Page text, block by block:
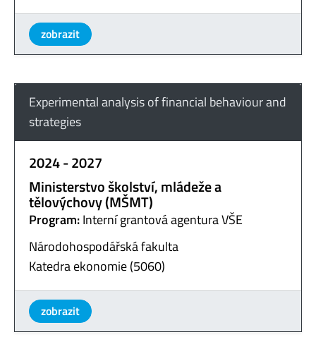
zobrazit
Experimental analysis of financial behaviour and
strategies
2024 - 2027
Ministerstvo školství, mládeže a
tělovýchovy (MŠMT)
Program:Interní grantová agentura VŠE
Národohospodářská fakulta
Katedra ekonomie (5060)
zobrazit